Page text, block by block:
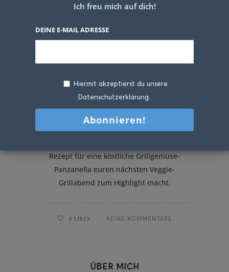
Grillgemüse-Panzanella
Rezept für eine köstliche Grillgemüse-
Panzanella euren nächsten Veggie-
Grillabend zum Highlight macht.
8 LIKES KEINE KOMMENTARE
ÜBER MICH
Ich freu mich auf dich!
DEINE E-MAIL ADRESSE
Hiermit akzeptierst du unsere
Datenschutzerklärung.